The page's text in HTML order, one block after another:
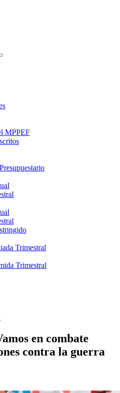
MPPEF
Trimestral
Trimestral
en combate
contra la guerra